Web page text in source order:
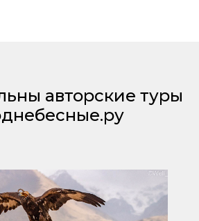
авторские туры